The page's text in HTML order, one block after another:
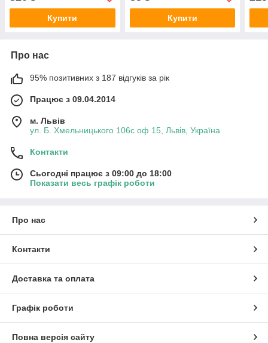
Купити Купити
Про нас
95% позитивних з 187 відгуків за рік
Працює з 09.04.2014
м. Львів
ул. Б. Хмельницького 106с оф 15, Львів, Україна
Контакти
Сьогодні працює з 09:00 до 18:00
Показати весь графік роботи
Про нас
Контакти
Доставка та оплата
Графік роботи
Повна версія сайту